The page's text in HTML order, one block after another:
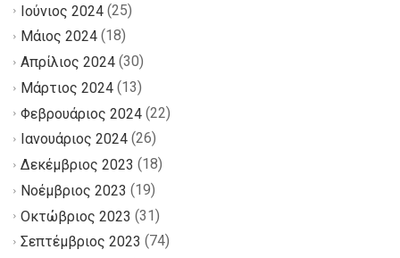
Ιούνιος 2024 (25)
Μάιος 2024 (18)
Απρίλιος 2024 (30)
Μάρτιος 2024 (13)
Φεβρουάριος 2024 (22)
Ιανουάριος 2024 (26)
Δεκέμβριος 2023 (18)
Νοέμβριος 2023 (19)
Οκτώβριος 2023 (31)
Σεπτέμβριος 2023 (74)